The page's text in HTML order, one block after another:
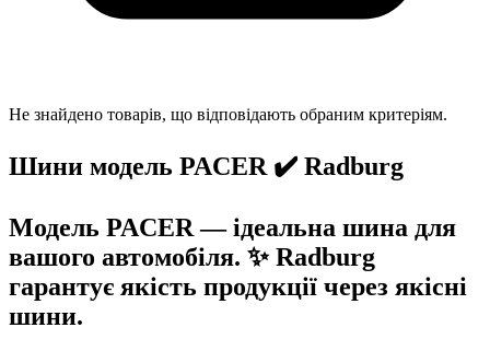
Не знайдено товарів, що відповідають обраним критеріям.
Шини модель PACER ✔️ Radburg
Модель PACER — ідеальна шина для
вашого автомобіля. ✨ Radburg
гарантує якість продукції через якісні
шини.